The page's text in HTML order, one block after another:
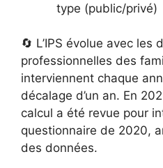
type (public/privé)
🔄 L’IPS évolue avec les
professionnelles des
interviennent chaque
décalage d’un an. En
calcul a été revue pour
questionnaire de 2020,
des données.